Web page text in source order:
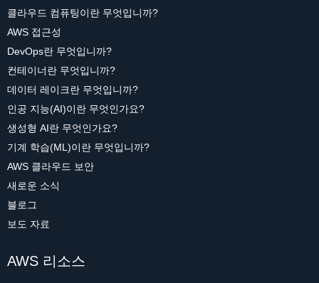
클라우드 컴퓨팅이란 무엇입니까?
AWS 접근성
DevOps란 무엇입니까?
컨테이너란 무엇입니까?
데이터 레이크란 무엇입니까?
인공 지능(AI)이란 무엇인가요?
생성형 AI란 무엇인가요?
기계 학습(ML)이란 무엇입니까?
AWS 클라우드 보안
새로운 소식
블로그
보도 자료
AWS 리소스